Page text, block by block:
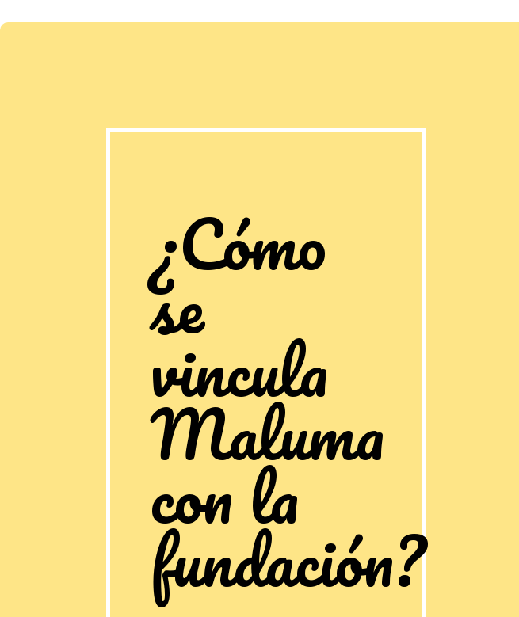
¿Cómo
se
vincula
Maluma
con la
fundación?